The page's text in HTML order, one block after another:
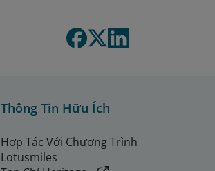
Thông Tin Hữu Ích
Hợp Tác Với Chương Trình
Lotusmiles